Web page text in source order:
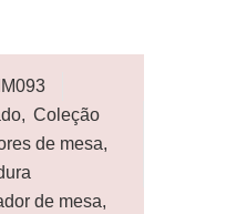
, Coleção
de mesa,
de mesa,